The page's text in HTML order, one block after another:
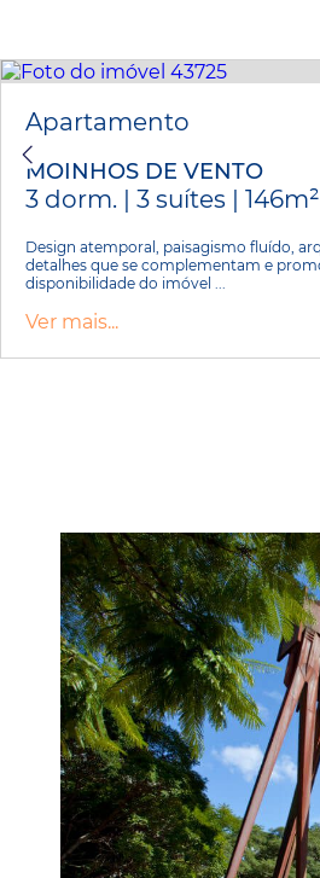
Apartamento
MOINHOS DE VENTO
3 dorm. | 3 suítes |
Design atemporal, paisagismo fluído,
detalhes que se complementam e
disponibilidade do imóvel ...
Ver mais...